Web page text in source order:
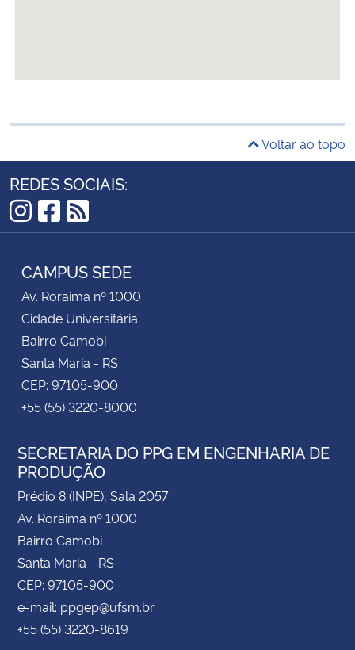
Voltar ao topo
REDES SOCIAIS:
Instagram
Facebook
RSS
CAMPUS SEDE
Av. Roraima nº 1000
Cidade Universitária
Bairro Camobi
Santa Maria - RS
CEP: 97105-900
+55 (55) 3220-8000
SECRETARIA DO PPG EM ENGENHARIA DE
PRODUÇÃO
Prédio 8 (INPE), Sala 2057
Av. Roraima nº 1000
Bairro Camobi
Santa Maria - RS
CEP: 97105-900
e-mail: ppgep@ufsm.br
+55 (55) 3220-8619